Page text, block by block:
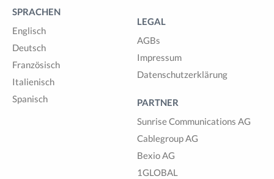
SPRACHEN
Englisch
Deutsch
Französisch
Italienisch
Spanisch
LEGAL
AGBs
Impressum
Datenschutzerklärung
PARTNER
Sunrise Communications AG
Cablegroup AG
Bexio AG
1GLOBAL